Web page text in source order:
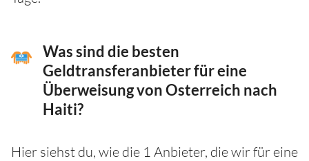
Was sind die besten
Geldtransferanbieter für eine
Überweisung von Osterreich nach
Haiti?
Hier siehst du, wie die 1 Anbieter, die wir für eine